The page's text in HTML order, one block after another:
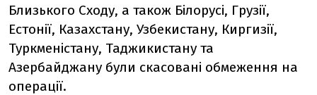
Близького Сходу, а також Білорусі, Грузії,
Естонії, Казахстану, Узбекистану, Киргизії,
Туркменістану, Таджикистану та
Азербайджану були скасовані обмеження на
операції.